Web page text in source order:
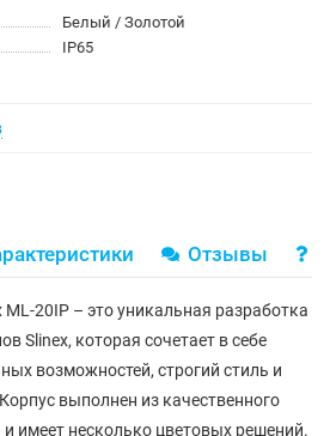
Белый / Золотой
IP65
Отзывы
20IP – это уникальная разработка
Slinex, которая сочетает в себе
возможностей, строгий стиль и
выполнен из качественного
имеет несколько цветовых решений.